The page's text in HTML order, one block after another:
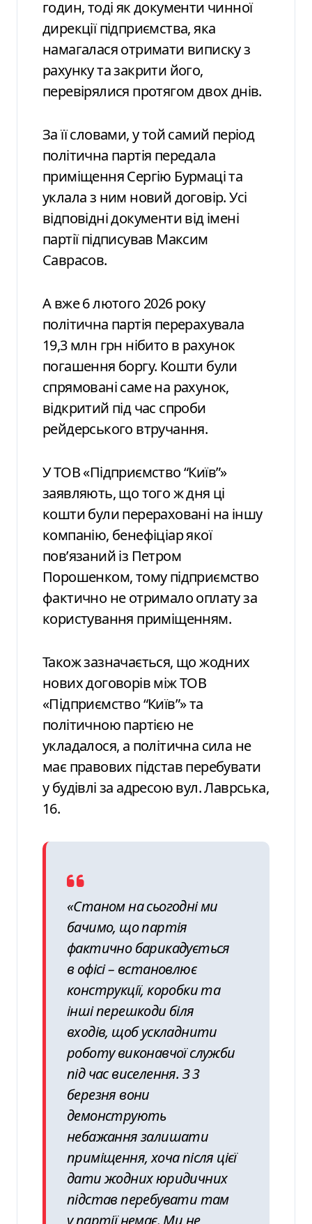
годин, тоді як документи чинної
дирекції підприємства, яка
намагалася отримати виписку з
рахунку та закрити його,
перевірялися протягом двох днів.
За її словами, у той самий період
політична партія передала
приміщення Сергію Бурмаці та
уклала з ним новий договір. Усі
відповідні документи від імені
партії підписував Максим
Саврасов.
А вже 6 лютого 2026 року
політична партія перерахувала
19,3 млн грн нібито в рахунок
погашення боргу. Кошти були
спрямовані саме на рахунок,
відкритий під час спроби
рейдерського втручання.
У ТОВ «Підприємство “Київ”»
заявляють, що того ж дня ці
кошти були перераховані на іншу
компанію, бенефіціар якої
пов’язаний із Петром
Порошенком, тому підприємство
фактично не отримало оплату за
користування приміщенням.
Також зазначається, що жодних
нових договорів між ТОВ
«Підприємство “Київ”» та
політичною партією не
укладалося, а політична сила не
має правових підстав перебувати
у будівлі за адресою вул. Лаврська,
16.
«Станом на сьогодні ми
бачимо, що партія
фактично барикадується
в офісі – встановлює
конструкції, коробки та
інші перешкоди біля
входів, щоб ускладнити
роботу виконавчої служби
під час виселення. З 3
березня вони
демонструють
небажання залишати
приміщення, хоча після цієї
дати жодних юридичних
підстав перебувати там